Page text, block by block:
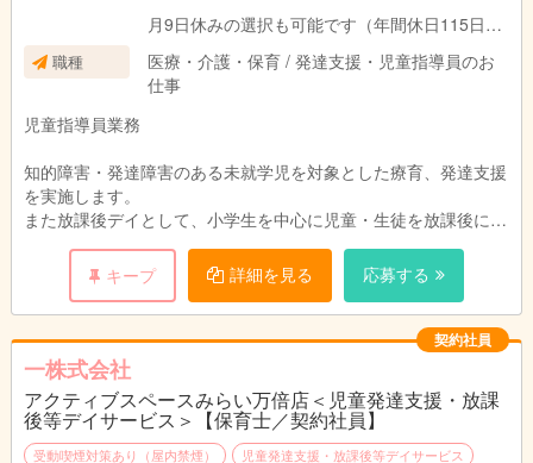
月9日休みの選択も可能です（年間休日115日）
※その場合は給与額が変わります
【就業時間】
〈施設について〉
〈利用提供時間〉
児童発達支援 9:00～17:00
放課後等デイ 14:00～17:00(平日)
10:00～17:00(長期休暇)
職種
医療・介護・保育 / 発達支援・児童指導員のお
仕事
児童指導員業務
知的障害・発達障害のある未就学児を対象とした療育、発達支援
を実施します。
また放課後デイとして、小学生を中心に児童・生徒を放課後に迎
えに行き、集団保育も実施しています。
・利用者定員数：各10人／１日
【療育内容】
それぞれの発達課題・個性に合わせた療育に力を入れています。
◎感覚統合トレーニング(リトミック)
感覚統合が上手くできていないと、情緒面・対人面・学習面・言
キープ 詳細を見る 応募する
契約社員
一株式会社
アクティブスペースみらい万倍店＜児童発達支援・放課
後等デイサービス＞【保育士／契約社員】
受動喫煙対策あり（屋内禁煙） 児童発達支援・放課後等デイサービス